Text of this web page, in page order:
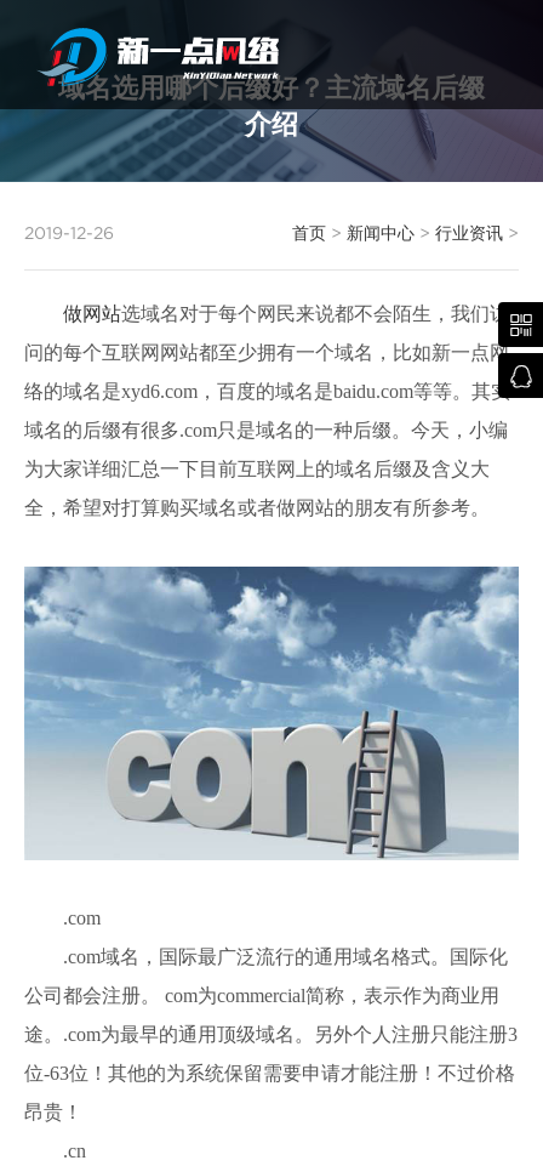
域名选用哪个后缀好？主流域名后缀
介绍
2019-12-26 首页 > 新闻中心 > 行业资讯 >
做网站选域名对于每个网民来说都不会陌生，我们访
问的每个互联网网站都至少拥有一个域名，比如新一点网
络的域名是xyd6.com，百度的域名是baidu.com等等。其实
域名的后缀有很多.com只是域名的一种后缀。今天，小编
为大家详细汇总一下目前互联网上的域名后缀及含义大
全，希望对打算购买域名或者做网站的朋友有所参考。
.com
.com域名，国际最广泛流行的通用域名格式。国际化
公司都会注册。 com为commercial简称，表示作为商业用
途。.com为最早的通用顶级域名。另外个人注册只能注册3
位-63位！其他的为系统保留需要申请才能注册！不过价格
昂贵！
.cn

